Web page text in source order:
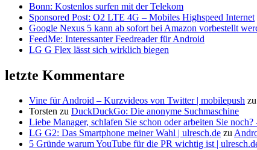
Bonn: Kostenlos surfen mit der Telekom
Sponsored Post: O2 LTE 4G – Mobiles Highspeed Internet
Google Nexus 5 kann ab sofort bei Amazon vorbestellt
FeedMe: Interessanter Feedreader für Android
LG G Flex lässt sich wirklich biegen
letzte Kommentare
Vine für Android – Kurzvideos von Twitter | mobilepush zu
Torsten zu DuckDuckGo: Die anonyme Suchmaschine
Liebe Manager, schlafen Sie schon oder arbeiten Sie noch?
LG G2: Das Smartphone meiner Wahl | ulresch.de zu
5 Gründe warum YouTube für die PR wichtig ist |